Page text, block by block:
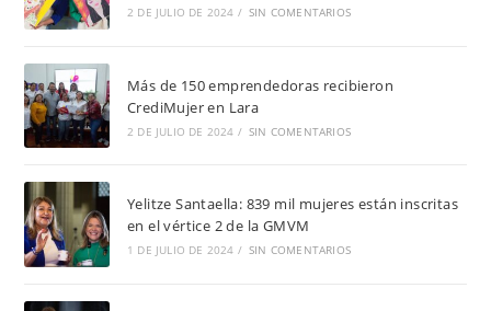
2 DE JULIO DE 2024 / SIN COMENTARIOS
Más de 150 emprendedoras recibieron
CrediMujer en Lara
2 DE JULIO DE 2024 / SIN COMENTARIOS
Yelitze Santaella: 839 mil mujeres están inscritas
en el vértice 2 de la GMVM
1 DE JULIO DE 2024 / SIN COMENTARIOS